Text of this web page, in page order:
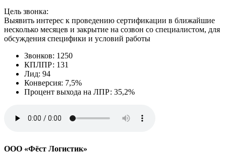
Цель звонка:
Выявить интерес к проведению сертификации в ближайшие
несколько месяцев и закрытие на созвон со специалистом, для
обсуждения специфики и условий работы
Звонков: 1250
КПЛПР: 131
Лид: 94
Конверсия: 7,5%
Процент выхода на ЛПР: 35,2%
ООО «Фёст Логистик»